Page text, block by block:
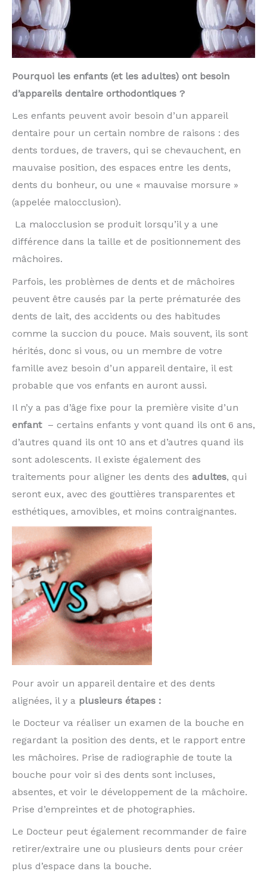
Pourquoi les enfants (et les adultes) ont besoin
d’appareils dentaire orthodontiques ?
Les enfants peuvent avoir besoin d’un appareil
dentaire pour un certain nombre de raisons : des
dents tordues, de travers, qui se chevauchent, en
mauvaise position, des espaces entre les dents,
dents du bonheur, ou une « mauvaise morsure »
(appelée malocclusion).
La malocclusion se produit lorsqu’il y a une
différence dans la taille et de positionnement des
mâchoires.
Parfois, les problèmes de dents et de mâchoires
peuvent être causés par la perte prématurée des
dents de lait, des accidents ou des habitudes
comme la succion du pouce. Mais souvent, ils sont
hérités, donc si vous, ou un membre de votre
famille avez besoin d’un appareil dentaire, il est
probable que vos enfants en auront aussi.
Il n’y a pas d’âge fixe pour la première visite d’un
enfant– certains enfants y vont quand ils ont 6 ans,
d’autres quand ils ont 10 ans et d’autres quand ils
sont adolescents. Il existe également des
traitements pour aligner les dents des adultes, qui
seront eux, avec des gouttières transparentes et
esthétiques, amovibles, et moins contraignantes.
Pour avoir un appareil dentaire et des dents
alignées, il y a plusieurs étapes :
le Docteur va réaliser un examen de la bouche en
regardant la position des dents, et le rapport entre
les mâchoires. Prise de radiographie de toute la
bouche pour voir si des dents sont incluses,
absentes, et voir le développement de la mâchoire.
Prise d’empreintes et de photographies.
Le Docteur peut également recommander de faire
retirer/extraire une ou plusieurs dents pour créer
plus d’espace dans la bouche.